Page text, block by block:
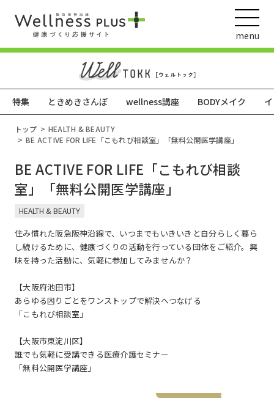
menu
特集 ときめきさんぽ wellness講座 BODYメイク
トップ
HEALTH & BEAUTY
BE ACTIVE FOR LIFE「こもれび相談室」「無料公開医学講座」
BE ACTIVE FOR LIFE「こもれび相談
室」「無料公開医学講座」
HEALTH & BEAUTY
住み慣れた阪急阪神沿線で、いつまでもいきいきと自分らしく暮ら
し続けるために、健康づくりの活動を行っている団体をご紹介。興
味を持った活動に、気軽に参加してみませんか？
【大阪府池田市】
あらゆる困りごとをワンストップで解決へつなげる
「こもれび相談室」
【大阪市東淀川区】
誰でも気軽に受講できる医療介護セミナー
「無料公開医学講座」
ウェルネス動画
阪急阪神ホールディングス
ヘルスケアの取組